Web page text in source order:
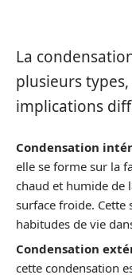
La
plusieurs
implications
Condensation
elle se forme sur la
chaud et humide de
surface froide.
habitudes de vie
Condensation
cette condensation